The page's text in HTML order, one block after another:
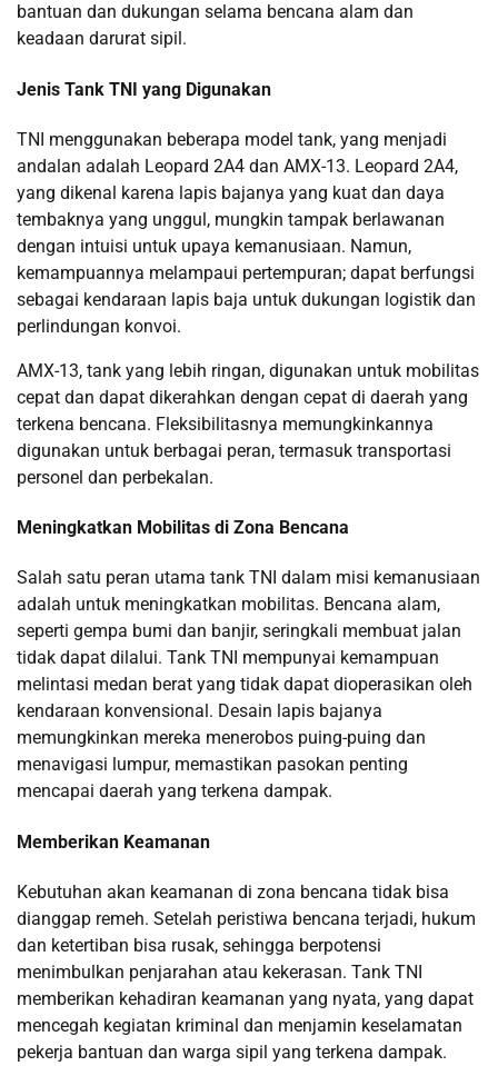
bantuan dan dukungan selama bencana alam dan
keadaan darurat sipil.
Jenis Tank TNI yang Digunakan
TNI menggunakan beberapa model tank, yang menjadi
andalan adalah Leopard 2A4 dan AMX-13. Leopard 2A4,
yang dikenal karena lapis bajanya yang kuat dan daya
tembaknya yang unggul, mungkin tampak berlawanan
dengan intuisi untuk upaya kemanusiaan. Namun,
kemampuannya melampaui pertempuran; dapat berfungsi
sebagai kendaraan lapis baja untuk dukungan logistik dan
perlindungan konvoi.
AMX-13, tank yang lebih ringan, digunakan untuk mobilitas
cepat dan dapat dikerahkan dengan cepat di daerah yang
terkena bencana. Fleksibilitasnya memungkinkannya
digunakan untuk berbagai peran, termasuk transportasi
personel dan perbekalan.
Meningkatkan Mobilitas di Zona Bencana
Salah satu peran utama tank TNI dalam misi kemanusiaan
adalah untuk meningkatkan mobilitas. Bencana alam,
seperti gempa bumi dan banjir, seringkali membuat jalan
tidak dapat dilalui. Tank TNI mempunyai kemampuan
melintasi medan berat yang tidak dapat dioperasikan oleh
kendaraan konvensional. Desain lapis bajanya
memungkinkan mereka menerobos puing-puing dan
menavigasi lumpur, memastikan pasokan penting
mencapai daerah yang terkena dampak.
Memberikan Keamanan
Kebutuhan akan keamanan di zona bencana tidak bisa
dianggap remeh. Setelah peristiwa bencana terjadi, hukum
dan ketertiban bisa rusak, sehingga berpotensi
menimbulkan penjarahan atau kekerasan. Tank TNI
memberikan kehadiran keamanan yang nyata, yang dapat
mencegah kegiatan kriminal dan menjamin keselamatan
pekerja bantuan dan warga sipil yang terkena dampak.